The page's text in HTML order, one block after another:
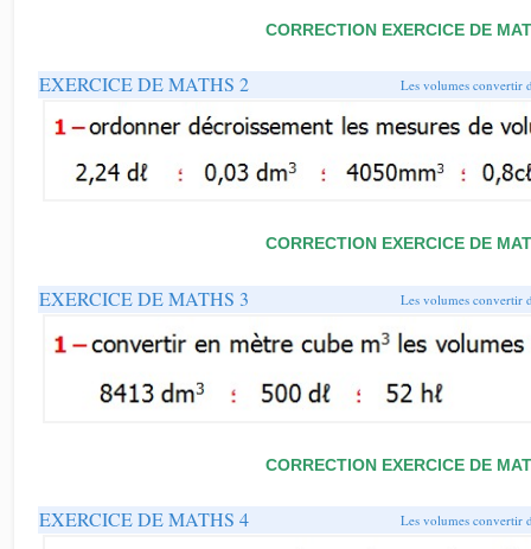
CORRECTION EXERCICE DE
EXERCICE DE MATHS 2 Les volumes convertir
CORRECTION EXERCICE DE
EXERCICE DE MATHS 3 Les volumes convertir
CORRECTION EXERCICE DE
EXERCICE DE MATHS 4 Les volumes convertir